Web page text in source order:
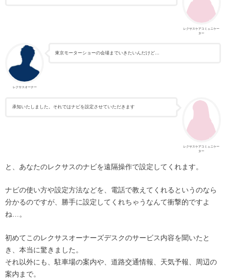
レクサスケアコミュニケー
ター
レクサスオーナー
東京モーターショーの会場までいきたいんだけど…
レクサスケアコミュニケー
ター
承知いたしました。それではナビを設定させていただきます
と、あなたのレクサスのナビを遠隔操作で設定してくれます。
ナビの使い方や設定方法などを、電話で教えてくれるというのなら
分かるのですが、勝手に設定してくれちゃうなんて衝撃的ですよ
ね…。
初めてこのレクサスオーナーズデスクのサービス内容を聞いたと
き、本当に驚きました。
それ以外にも、駐車場の案内や、道路交通情報、天気予報、周辺の
案内まで。